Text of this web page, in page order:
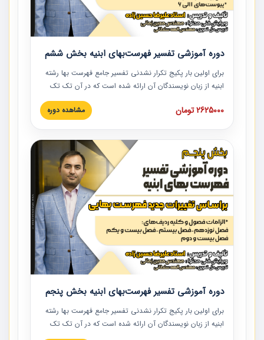
دوره آموزشی تفسیر فهرست‌بهای ابنیه بخش ششم
برای اولین بار پکیج تکرار نشدنی تفسیر جامع فهرست بها رشته
ابنیه از زبان نویسندگان آن ارائه شده است که در آن تک تک
ردیف ها و مطالب فهرست بها تفسیر و ارائه شده است. این
دوره به صورت کامل تصویری بوده و به همراه تصاویر عملیات
دوره با کلام مهندس علیرضاحسین‌زاده مدیر پروژه مهندسی
مشاور در امر بازنگری فهرست بها رشته ابنیه ارائه شده و به تمام
همکارانی که در حوزه صنعت ساخت در حال فعالیت هستند حتما
توصیه می کنیم از مطالب این دوره استفاده نمایند.
2625000 تومان مشاهده دوره
دوره آموزشی تفسیر فهرست‌بهای ابنیه بخش پنجم
برای اولین بار پکیج تکرار نشدنی تفسیر جامع فهرست بها رشته
ابنیه از زبان نویسندگان آن ارائه شده است که در آن تک تک
ردیف ها و مطالب فهرست بها تفسیر و ارائه شده است. این